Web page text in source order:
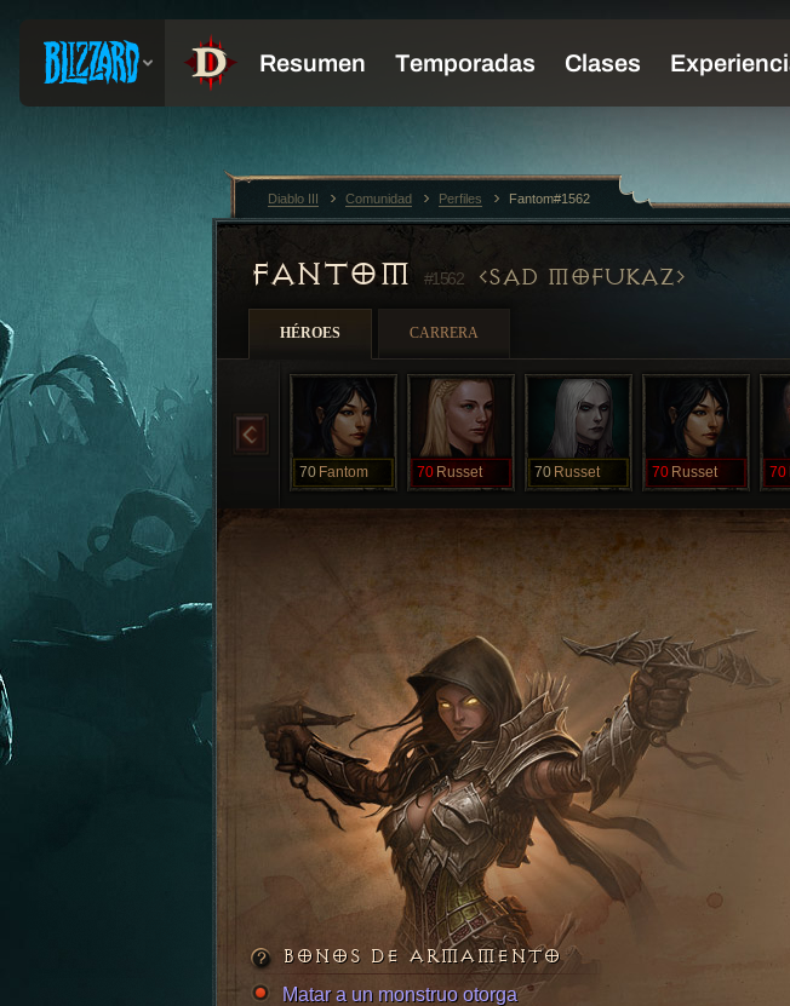
FANTOM #1562 SAD MOFUKAZ
HÉROES CARRERA
70 Fantom 70 Russet 70 Russet 70 Russet 70
BONOS DE ARMAMENTO
Matar a un monstruo otorga
Diablo III Comunidad Perfiles Fantom#1562